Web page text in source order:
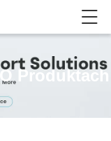
Produktach